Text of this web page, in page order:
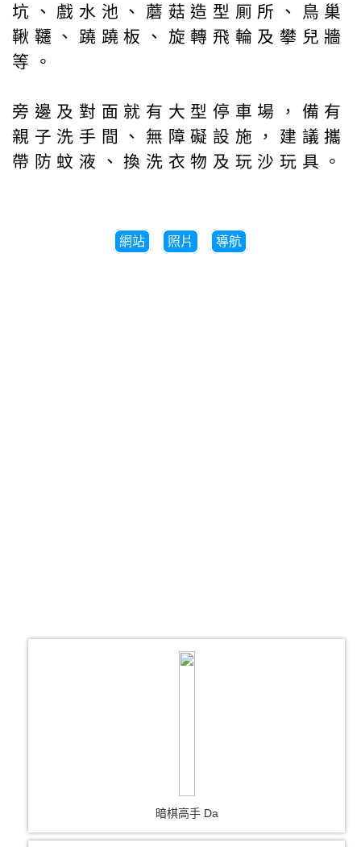
坑、戲水池、蘑菇造型厠所、鳥巢
鞦韆、蹺蹺板、旋轉飛輪及攀兒牆
等。
旁邊及對面就有大型停車場，備有
親子洗手間、無障礙設施，建議攜
帶防蚊液、換洗衣物及玩沙玩具。
網站 照片 導航
暗棋高手 Da